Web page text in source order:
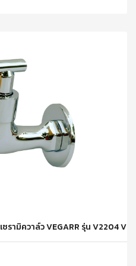
ามิควาล์ว VEGARR รุ่น V2204